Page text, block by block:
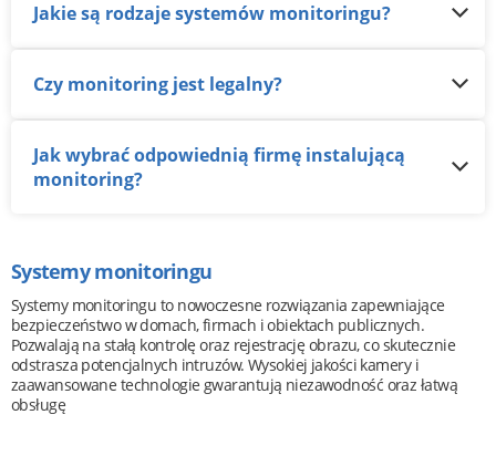
Jakie są rodzaje systemów monitoringu?
Czy monitoring jest legalny?
Jak wybrać odpowiednią firmę instalującą
monitoring?
Systemy monitoringu
Systemy monitoringu to nowoczesne rozwiązania zapewniające
bezpieczeństwo w domach, firmach i obiektach publicznych.
Pozwalają na stałą kontrolę oraz rejestrację obrazu, co skutecznie
odstrasza potencjalnych intruzów. Wysokiej jakości kamery i
zaawansowane technologie gwarantują niezawodność oraz łatwą
obsługę